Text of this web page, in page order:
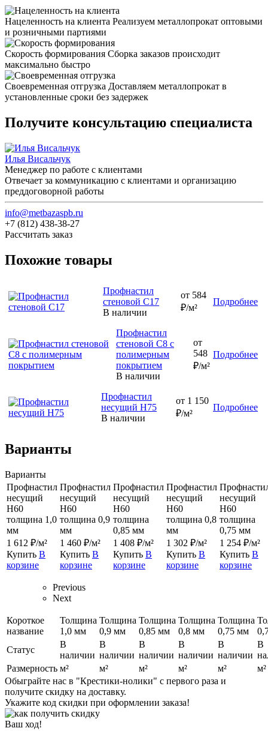
Нацеленность на клиента Реализуем металлопрокат оптовыми
и розничными партиями
Скорость формирования Сборка заказов происходит
максимально быстро
Своевременная отгрузка Доставляем металлопрокат в
установленные сроки без задержек
Получите консультацию специалиста
Илья Висальчук
Менеджер по работе с клиентами
Отвечает за коммуникацию с клиентами и организацию
преддоговорной работы
info@metbazaspb.ru
+7 (812) 438-38-27
Рассчитать заказ
Похожие товары
Профнастил
стеновой С17
В наличии
от 584
₽/м²
Подробнее
Профнастил
стеновой С8 с
полимерным
покрытием
В наличии
от
548
₽/м²
Подробнее
Профнастил
несущий Н75
В наличии
от 1 150
₽/м²
Подробнее
Варианты
Варианты
Профнастил
несущий
Н60
толщина 1,0
мм
1 612 ₽/м²
Купить В
корзине
Профнастил
несущий
Н60
толщина 0,9
мм
1 460 ₽/м²
Купить В
корзине
Профнастил
несущий
Н60
толщина
0,85 мм
1 408 ₽/м²
Купить В
корзине
Профнастил
несущий
Н60
толщина 0,8
мм
1 302 ₽/м²
Купить В
корзине
несущий
Н60
толщина
0,75 мм
1 254 ₽/м²
Купить В
корзине
Previous
Next
Короткое
название
Толщина
1,0 мм
Толщина
0,9 мм
Толщина
0,85 мм
Толщина
0,8 мм
Толщина
0,75 мм
Статус
В
наличии
В
наличии
В
наличии
В
наличии
В
наличии
В
Размерность м² м² м² м² м²
м²
Обыграйте нас в "Крестики-нолики" с первого раза и
получите скидку на доставку.
Укажите код скидки при оформлении заказа!
Ваш ход!